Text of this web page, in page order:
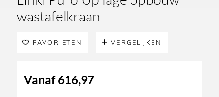
wastafelkraan
FAVORIETEN VERGELIJKEN
Vanaf616,97